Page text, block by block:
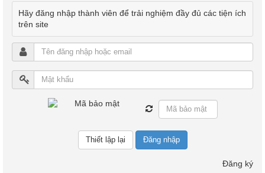
Hãy đăng nhập thành viên để trải nghiệm đầy đủ các tiện ích
trên site
Đăng nhập
Đăng ký